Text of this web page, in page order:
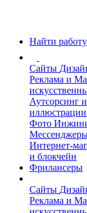
Найти работу
Сайты
Реклама и
Аутсорсинг
иллюстрации
Фото
Интернет-
и блокчейн
Фрилансеры
Сайты
Реклама и